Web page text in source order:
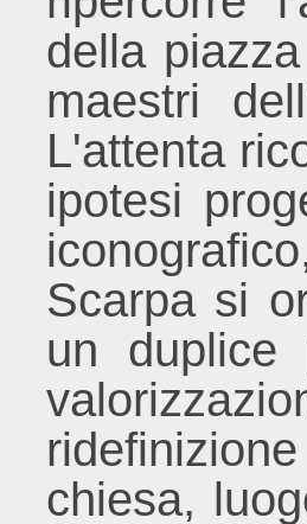
della
maestri
L'attenta
ipotesi
Scarpa si
un
chiesa,